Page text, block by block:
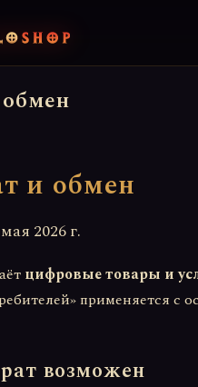
и обмен
2026 г.
цифровые товары и
применяется с
возможен